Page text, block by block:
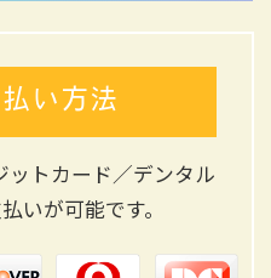
い方法
ットカード／デンタル
いが可能です。